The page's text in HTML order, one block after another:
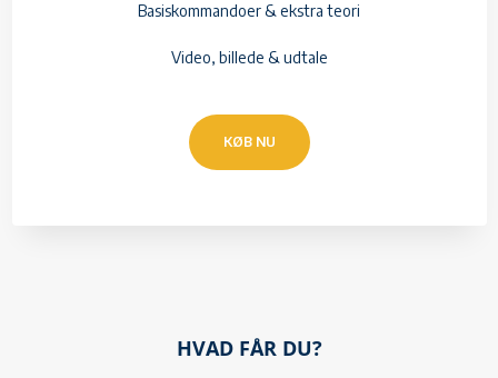
Basiskommandoer & ekstra teori
Video, billede & udtale
KØB NU
HVAD FÅR DU?